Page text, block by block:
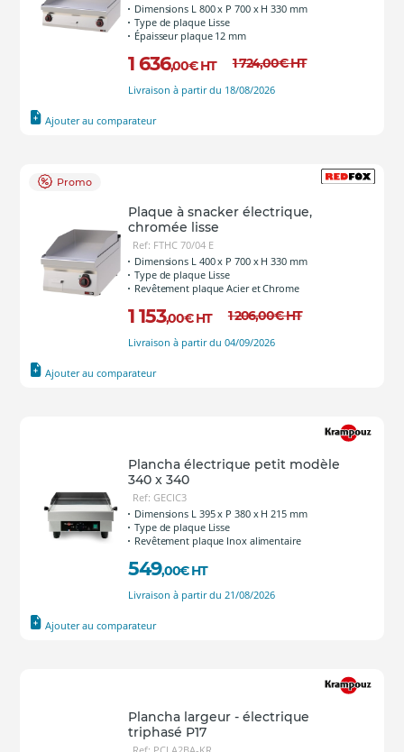
Dimensions L 800 x P 700 x H 330 mm
Type de plaque Lisse
Épaisseur plaque 12 mm
1 636,00€ HT 1 724,00€HT
Livraison à partir du 18/08/2026
Ajouter au comparateur
Promo
Plaque à snacker électrique,
chromée lisse
Ref: FTHC 70/04 E
Dimensions L 400 x P 700 x H 330 mm
Type de plaque Lisse
Revêtement plaque Acier et Chrome
1 153,00€ HT 1 206,00€HT
Livraison à partir du 04/09/2026
Ajouter au comparateur
Plancha électrique petit modèle
340 x 340
Ref: GECIC3
Dimensions L 395 x P 380 x H 215 mm
Type de plaque Lisse
Revêtement plaque Inox alimentaire
549,00€ HT
Livraison à partir du 21/08/2026
Ajouter au comparateur
Plancha largeur - électrique
triphasé P17